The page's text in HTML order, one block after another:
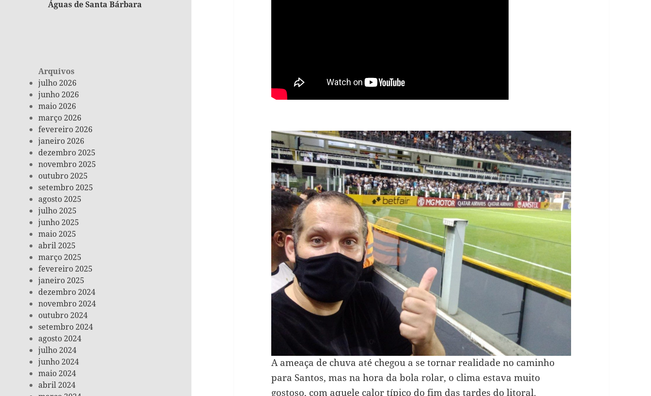
Águas de Santa Bárbara
Arquivos
julho 2026
junho 2026
maio 2026
março 2026
fevereiro 2026
janeiro 2026
dezembro 2025
novembro 2025
outubro 2025
setembro 2025
agosto 2025
julho 2025
junho 2025
maio 2025
abril 2025
março 2025
fevereiro 2025
janeiro 2025
dezembro 2024
novembro 2024
outubro 2024
setembro 2024
agosto 2024
julho 2024
junho 2024
maio 2024
abril 2024
A ameaça de chuva até chegou a se tornar realidade no caminho
para Santos, mas na hora da bola rolar, o clima estava muito
gostoso, com aquele calor típico do fim das tardes do litoral.